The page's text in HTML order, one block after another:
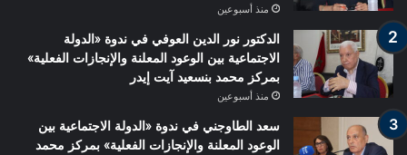
منذ أسبوعين
الدكتور نور الدين العوفي في ندوة «الدولة
الاجتماعية بين الوعود المعلنة والإنجازات الفعلية»
بمركز محمد بنسعيد آيت إيدر
منذ أسبوعين
سعد الطاوجني في ندوة «الدولة الاجتماعية بين
الوعود المعلنة والإنجازات الفعلية» بمركز محمد